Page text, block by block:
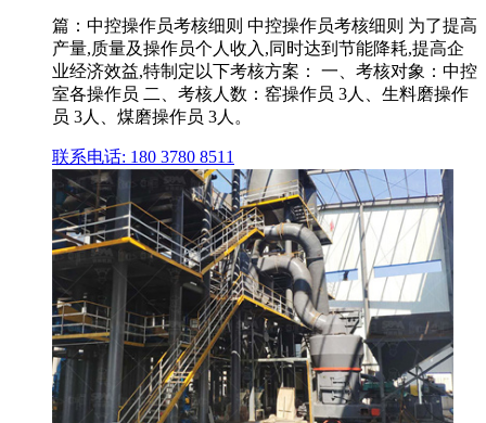
篇：中控操作员考核细则 中控操作员考核细则 为了提高
产量,质量及操作员个人收入,同时达到节能降耗,提高企
业经济效益,特制定以下考核方案： 一、考核对象：中控
室各操作员 二、考核人数：窑操作员 3人、生料磨操作
员 3人、煤磨操作员 3人。
联系电话: 180 3780 8511